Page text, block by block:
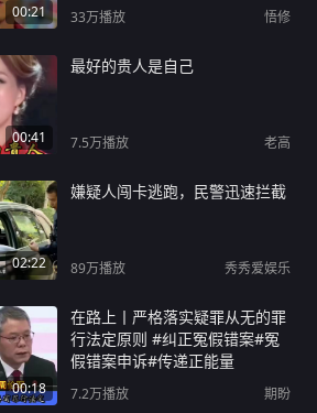
00:21 33万播放 悟修
00:41
最好的贵人是自己
7.5万播放 老高
02:22
嫌疑人闯卡逃跑，民警迅速拦截
89万播放 秀秀爱娱乐
00:18
在路上丨严格落实疑罪从无的罪
行法定原则 #纠正冤假错案#冤
假错案申诉#传递正能量
7.2万播放 期盼